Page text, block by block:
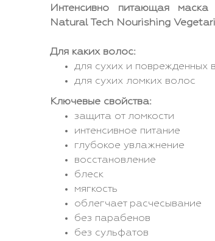
Интенсивно питающая
Natural Tech Nourishing
Для каких волос:
для сухих и поврежденных
для сухих ломких волос
Ключевые свойства:
защита от ломкости
интенсивное питание
глубокое увлажнение
восстановление
блеск
мягкость
облегчает расчесывание
без парабенов
без сульфатов